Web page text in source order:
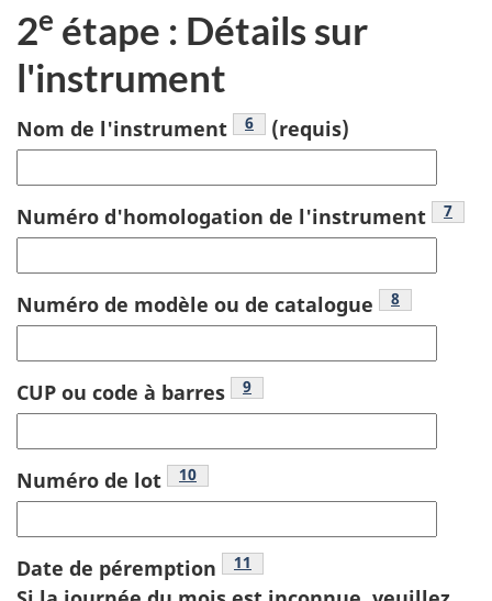
2e étape : Détails sur
l'instrument
Nom de l'instrument Footnote
6 (requis)
Numéro d'homologation de l'instrument 7
Numéro de modèle ou de catalogue Footnote
8
CUP ou code à barres Footnote
9
Numéro de lot Footnote
10
Date de péremption Footnote
11